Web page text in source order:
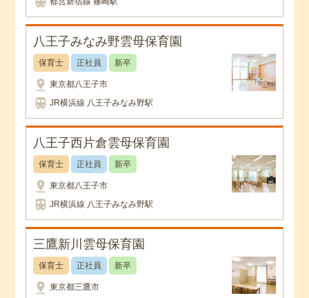
八王子みなみ野雲母保育園
保育士 正社員 新卒
pin_drop 東京都八王子市
train JR横浜線 八王子みなみ野駅
八王子西片倉雲母保育園
保育士 正社員 新卒
pin_drop 東京都八王子市
train JR横浜線 八王子みなみ野駅
三鷹新川雲母保育園
保育士 正社員 新卒
pin_drop 東京都三鷹市